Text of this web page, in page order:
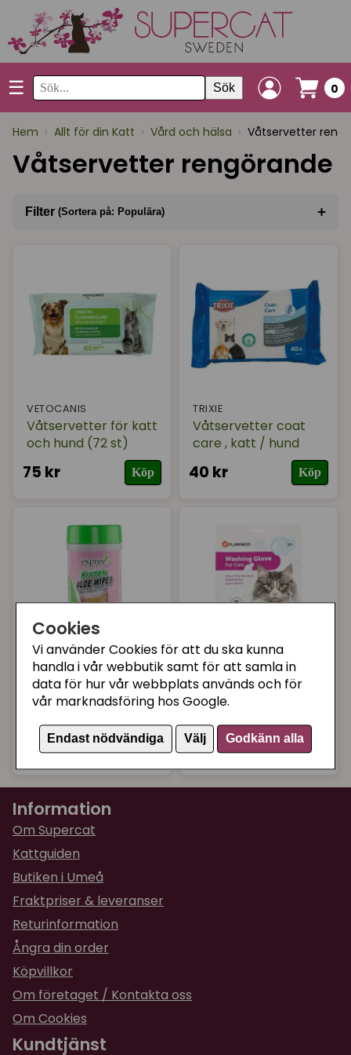
Cookies
Vi använder Cookies för att du ska kunna
handla i vår webbutik samt för att samla in
data för hur vår webbplats används och för
vår marknadsföring hos Google.
Endast nödvändiga Välj Godkänn alla
☰ Sök 0
Hem › Allt för din Katt › Vård och hälsa › Våtservetter
Våtservetter rengörande
Filter (Sortera på: Populära) +
I lager
VETOCANIS
Våtservetter för katt
och hund (72 st)
75 kr Köp
TRIXIE
Våtservetter coat
care , katt / hund
40 kr Köp
ESPREE
Espree Silky Kitten
våtservetter katt
179 kr Köp
FLAMINGO PET
PRODUCTS
Tvätthandske för
35 kr Köp
Information
Om Supercat
Kattguiden
Butiken i Umeå
Fraktpriser & leveranser
Returinformation
Ångra din order
Köpvillkor
Om företaget / Kontakta oss
Om Cookies
Kundtjänst